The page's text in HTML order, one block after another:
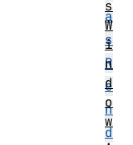
a
s
R
e
n
d
s
W
i
n
d
o
w
.